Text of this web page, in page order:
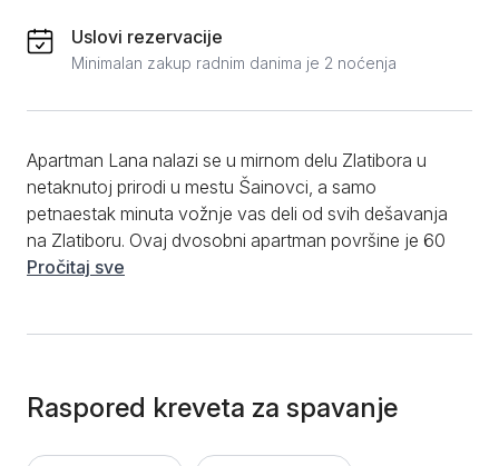
Uslovi rezervacije
Minimalan zakup radnim danima je 2 noćenja
Apartman Lana nalazi se u mirnom delu Zlatibora u
netaknutoj prirodi u mestu Šainovci, a samo
petnaestak minuta vožnje vas deli od svih dešavanja
na Zlatiboru. Ovaj dvosobni apartman površine je 60
m2 i sastoji se od odvojene spavaće sobe sa
apartman Lana pogodan za udoban boravak 4
odrasle osobe. Ukoliko planirate porodično putovanje
ili putovanje sa prijateljima, ovaj apartman je idealno
Pročitaj sve
Raspored kreveta za spavanje